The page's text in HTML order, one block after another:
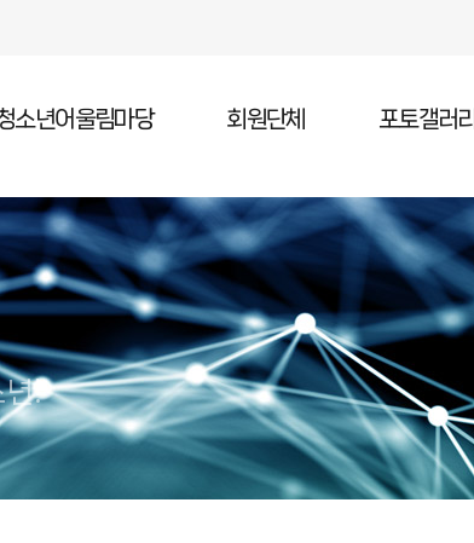
소년어울림마당
소년어울림마당 소개
청소년어울림마당 일정
소년어울림마당 참가
회원단체 포토갤러리
년!